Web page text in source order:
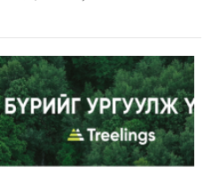
машинд